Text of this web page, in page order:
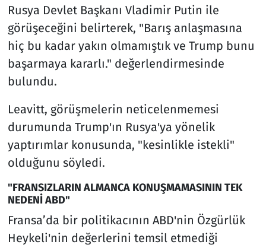
Rusya Devlet Başkanı Vladimir Putin ile
görüşeceğini belirterek, "Barış anlaşmasına
hiç bu kadar yakın olmamıştık ve Trump bunu
başarmaya kararlı." değerlendirmesinde
bulundu.
Leavitt, görüşmelerin neticelenmemesi
durumunda Trump'ın Rusya'ya yönelik
yaptırımlar konusunda, "kesinlikle istekli"
olduğunu söyledi.
"FRANSIZLARIN ALMANCA KONUŞMAMASININ TEK
NEDENİ ABD"
Fransa’da bir politikacının ABD'nin Özgürlük
Heykeli'nin değerlerini temsil etmediği